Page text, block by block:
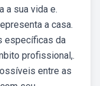
a sua vida e.
a casa.
específicas da
profissional,.
entre as